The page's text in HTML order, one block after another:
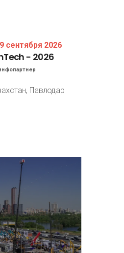
сентября 2026
- 2026
Павлодар